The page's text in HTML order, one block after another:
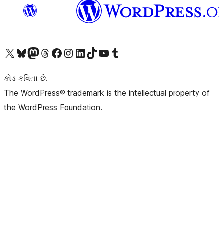
અમારા X (અગાઉ ટ્વિટર) એકાઉન્ટની મુલાકાત લોઅમારા Bluesky એકાઉન્ટની મુલાકાત લોઅમારા માસ્ટોડોન એકાઉન્ટની મુલાકાત લોઅમારા Threads એકાઉન્ટની મુલાકાત લો અમારા ફેસબુક પેજની મુલાકાત લોઅમારા ઇન્સ્ટાગ્રામ એકાઉન્ટની મુલાકાત લો અમારા LinkedIn એકાઉન્ટની મુલાકાત લોઅમારા TikTok એકાઉન્ટની મુલાકાત લોઅમારી YouTube ચેનલની મુલાકાત લો અમારા Tumblr એકાઉન્ટની મુલાકાત લો
કોડ કવિતા છે.
The WordPress® trademark is the intellectual property of
the WordPress Foundation.